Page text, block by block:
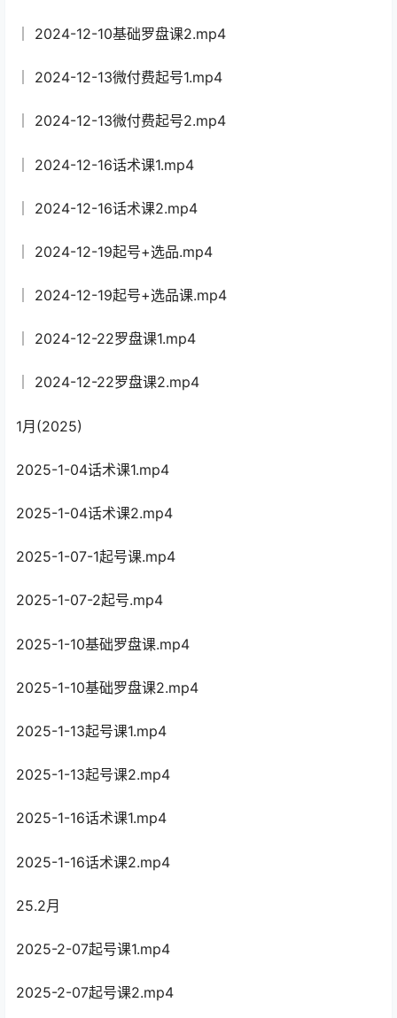
│ 2024-12-10基础罗盘课2.mp4
│ 2024-12-13微付费起号1.mp4
│ 2024-12-13微付费起号2.mp4
│ 2024-12-16话术课1.mp4
│ 2024-12-16话术课2.mp4
│ 2024-12-19起号+选品.mp4
│ 2024-12-19起号+选品课.mp4
│ 2024-12-22罗盘课1.mp4
│ 2024-12-22罗盘课2.mp4
1月(2025)
2025-1-04话术课1.mp4
2025-1-04话术课2.mp4
2025-1-07-1起号课.mp4
2025-1-07-2起号.mp4
2025-1-10基础罗盘课.mp4
2025-1-10基础罗盘课2.mp4
2025-1-13起号课1.mp4
2025-1-13起号课2.mp4
2025-1-16话术课1.mp4
2025-1-16话术课2.mp4
25.2月
2025-2-07起号课1.mp4
2025-2-07起号课2.mp4